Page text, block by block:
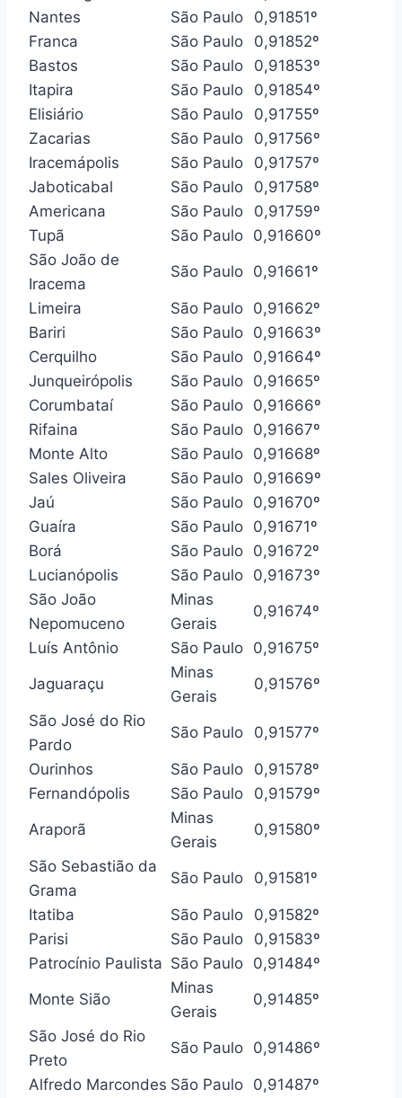
Nantes
São Paulo 0,91851º
Franca
São Paulo 0,91852º
Bastos
São Paulo 0,91853º
Itapira
São Paulo 0,91854º
Elisiário
São Paulo 0,91755º
Zacarias
São Paulo 0,91756º
Iracemápolis
São Paulo 0,91757º
Jaboticabal
São Paulo 0,91758º
Americana
São Paulo 0,91759º
Tupã
São Paulo 0,91660º
São João de
Iracema
São Paulo 0,91661º
Limeira São Paulo 0,91662º
Bariri
São Paulo 0,91663º
Cerquilho
São Paulo 0,91664º
Junqueirópolis
São Paulo 0,91665º
Corumbataí
São Paulo 0,91666º
Rifaina
São Paulo 0,91667º
Monte Alto
São Paulo 0,91668º
Sales Oliveira
São Paulo 0,91669º
Jaú
São Paulo 0,91670º
Guaíra
São Paulo 0,91671º
Borá
São Paulo 0,91672º
Lucianópolis
São Paulo 0,91673º
São João
Nepomuceno
Minas
Gerais
0,91674º
Luís Antônio São Paulo 0,91675º
Jaguaraçu
Minas
Gerais
0,91576º
São José do Rio
Pardo
São Paulo 0,91577º
Ourinhos São Paulo 0,91578º
Fernandópolis
São Paulo 0,91579º
Araporã
Minas
Gerais
0,91580º
São Sebastião da
Grama
São Paulo 0,91581º
Itatiba São Paulo 0,91582º
Parisi
São Paulo 0,91583º
Patrocínio Paulista São Paulo 0,91484º
Monte Sião
Minas
Gerais
0,91485º
São José do Rio
Preto
São Paulo 0,91486º
Alfredo Marcondes São Paulo 0,91487º